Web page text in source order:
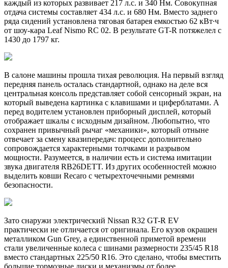
каждый из которых развивает 217 л.с. и 340 Нм. Совокупная
отдача системы составляет 434 л.с. и 680 Нм. Вместо заднего
ряда сидений установлена тяговая батарея емкостью 62 кВт∙ч
от шоу-кара Leaf Nismo RC 02. В результате GT-R потяжелел с
1430 до 1797 кг.
В салоне машины прошла тихая революция. На первый взгляд
передняя панель осталась стандартной, однако на деле вся
центральная консоль представляет собой сенсорный экран, на
который выведена картинка с клавишами и циферблатами. А
перед водителем установлен приборный дисплей, который
отображает шкалы с исходным дизайном. Любопытно, что
сохранен привычный рычаг «механики», который отныне
отвечает за смену квазипередач: процесс дополнительно
сопровождается характерными толчками и разрывом
мощности. Разумеется, в наличии есть и система имитации
звука двигателя RB26DETT. Из других особенностей можно
выделить ковши Recaro с четырехточечными ремнями
безопасности.
Зато снаружи электрический Nissan R32 GT-R EV
практически не отличается от оригинала. Его кузов окрашен
металликом Gun Grey, а единственной приметой времени
стали увеличенные колеса с шинами размерности 235/45 R18
вместо стандартных 225/50 R16. Это сделано, чтобы вместить
большие тормозные диски и механизмы от более